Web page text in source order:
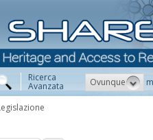
Ricerca
Avanzata Ovunque